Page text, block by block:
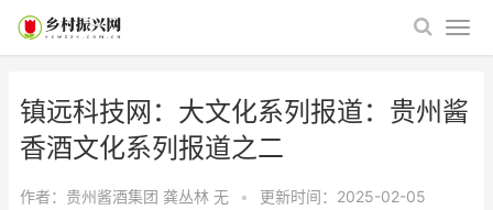
镇远科技网：大文化系列报道：贵州酱
香酒文化系列报道之二
作者：贵州酱酒集团 龚丛林 无 •
更新时间：2025-02-05